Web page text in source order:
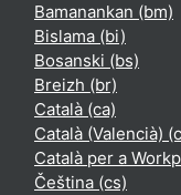
Bamanankan ‎(bm)‎
Bislama ‎(bi)‎
Bosanski ‎(bs)‎
Breizh ‎(br)‎
Català ‎(ca)‎
Català (Valencià)
Català per a
Čeština ‎(cs)‎